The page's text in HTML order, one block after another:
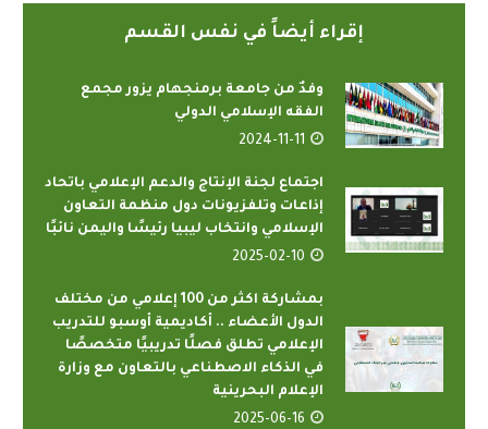
إقراء أيضاً في نفس القسم
وفدٌ من جامعة برمنجهام يزور مجمع
الفقه الإسلامي الدولي
2024-11-11
اجتماع لجنة الإنتاج والدعم الإعلامي باتحاد
إذاعات وتلفزيونات دول منظمة التعاون
الإسلامي وانتخاب ليبيا رئيسًا واليمن نائبًا
2025-02-10
بمشاركة اكثر من 100 إعلامي من مختلف
الدول الأعضاء .. أكاديمية أوسبو للتدريب
الإعلامي تطلق فصلًا تدريبيًا متخصصًا
في الذكاء الاصطناعي بالتعاون مع وزارة
الإعلام البحرينية
2025-06-16